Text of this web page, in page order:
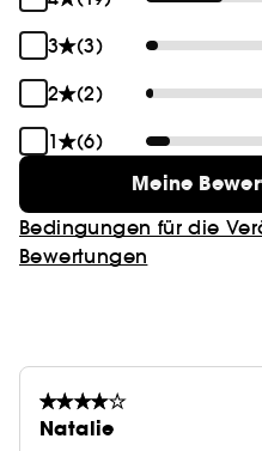
3
(3)
2
(2)
1
(6)
Meine
Bedingungen für die
Bewertungen
Natalie